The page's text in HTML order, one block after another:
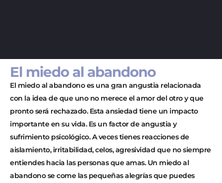
El miedo al abandono
El miedo al abandono es una gran angustia relacionada
con la idea de que uno no merece el amor del otro y que
pronto será rechazado. Esta ansiedad tiene un impacto
importante en su vida. Es un factor de angustia y
sufrimiento psicológico. A veces tienes reacciones de
aislamiento, irritabilidad, celos, agresividad que no siempre
entiendes hacia las personas que amas. Un miedo al
abandono se come las pequeñas alegrías que puedes